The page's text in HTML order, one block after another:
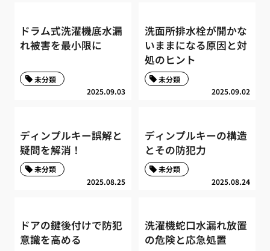
ドラム式洗濯機底水漏
れ被害を最小限に
2025.09.03
未分類
洗面所排水栓が開かな
いままになる原因と対
処のヒント
2025.09.02
未分類
ディンプルキー誤解と
疑問を解消！
2025.08.25
未分類
ディンプルキーの構造
とその防犯力
2025.08.24
未分類
ドアの鍵後付けで防犯
意識を高める
洗濯機蛇口水漏れ放置
の危険と応急処置